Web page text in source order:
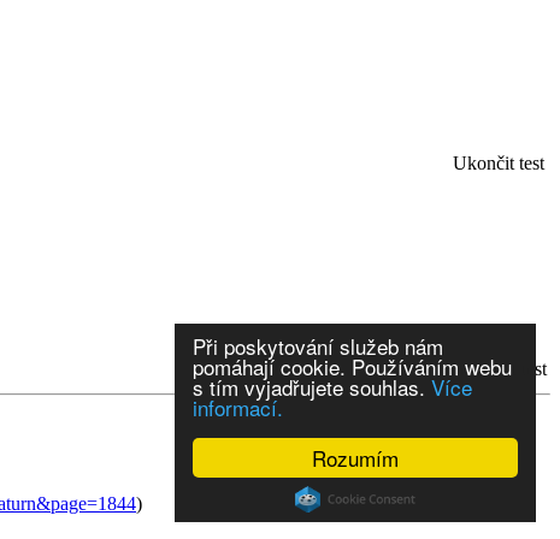
Rozumím
Při poskytování služeb nám
pomáhají cookie. Používáním webu
s tím vyjadřujete souhlas. Více
informací.
Ukončit test
..dalšíVyhodnotit test
)